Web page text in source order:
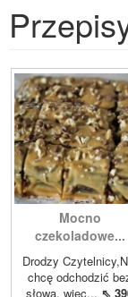
Mocno
czekoladowe...
Drodzy
chcę odchodzić
słowa, więc... ⇖